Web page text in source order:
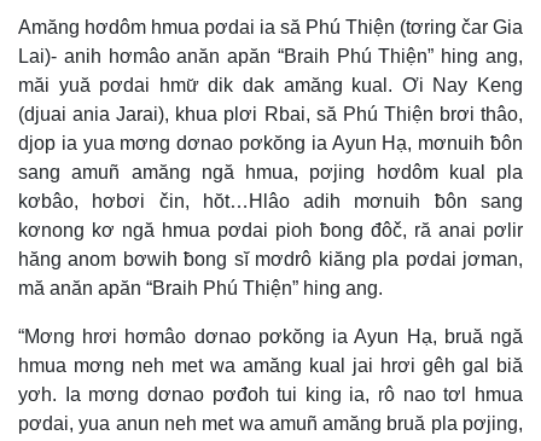
Amăng hơdôm hmua pơdai ia să Phú Thiện (tơring čar Gia
Lai)- anih hơmâo anăn apăn “Braih Phú Thiện” hing ang,
măi yuă pơdai hmư̆ dik dak amăng kual. Ơi Nay Keng
(djuai ania Jarai), khua plơi Rbai, să Phú Thiện brơi thâo,
djop ia yua mơng dơnao pơkŏng ia Ayun Hạ, mơnuih ƀôn
sang amuñ amăng ngă hmua, pơjing hơdôm kual pla
kơbâo, hơbơi čin, hŏt…Hlâo adih mơnuih ƀôn sang
kơnong kơ ngă hmua pơdai pioh ƀong đôč, ră anai pơlir
hăng anom bơwih ƀong sĭ mơdrô kiăng pla pơdai jơman,
mă anăn apăn “Braih Phú Thiện” hing ang.
“Mơng hrơi hơmâo dơnao pơkŏng ia Ayun Hạ, bruă ngă
hmua mơng neh met wa amăng kual jai hrơi gêh gal biă
yơh. Ia mơng dơnao pơđoh tui king ia, rô nao tơl hmua
pơdai, yua anun neh met wa amuñ amăng bruă pla pơjing,